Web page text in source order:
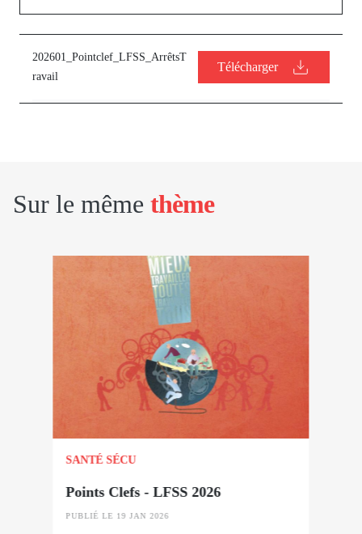
202601_Pointclef_LFSS_ArrêtsT
ravail
Télécharger
Sur le même thème
SANTÉ SÉCU
Points Clefs - LFSS 2026
PUBLIÉ LE 19 JAN 2026